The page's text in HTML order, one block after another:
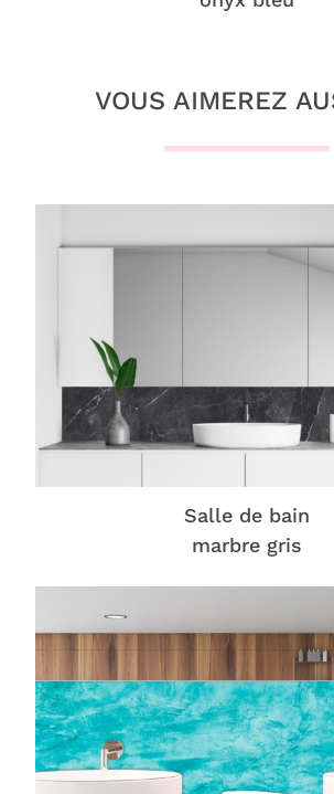
VOUS AIMEREZ
Salle de bain
marbre gris